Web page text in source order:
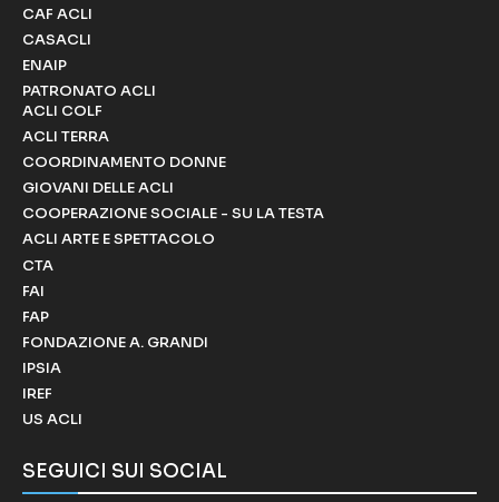
CAF ACLI
CASACLI
ENAIP
PATRONATO ACLI
ACLI COLF
ACLI TERRA
COORDINAMENTO DONNE
GIOVANI DELLE ACLI
COOPERAZIONE SOCIALE - SU LA TESTA
ACLI ARTE E SPETTACOLO
CTA
FAI
FAP
FONDAZIONE A. GRANDI
IPSIA
IREF
US ACLI
SEGUICI SUI SOCIAL